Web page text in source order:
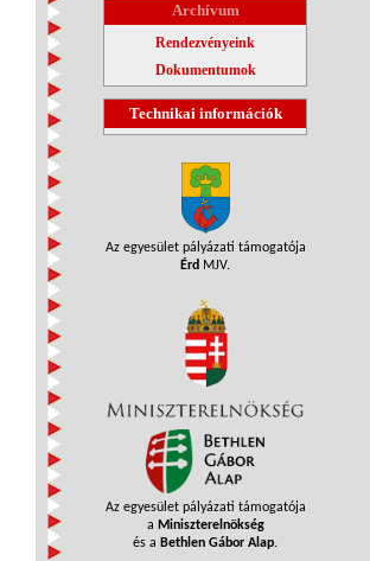
Archívum
Rendezvényeink
Dokumentumok
Technikai információk
Az egyesület pályázati támogatója
Érd MJV.
Az egyesület pályázati támogatója
a Miniszterelnökség
és a Bethlen Gábor Alap.